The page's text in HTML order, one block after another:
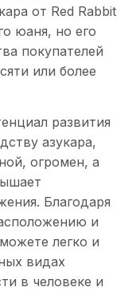
от Red Rabbit
юаня, но его
покупателей
или более
развития
азукара,
огромен, а
Благодаря
и
легко и
видах
в человеке и